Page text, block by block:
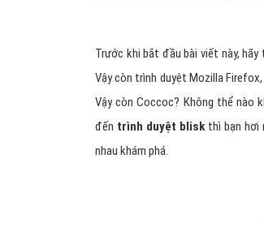
Trước khi bắt đầu bài viết này,
Vậy còn trình duyệt Mozilla
Vậy còn Coccoc? Không thể nào
đến trình duyệt bliskthì bạn hơi
nhau khám phá.